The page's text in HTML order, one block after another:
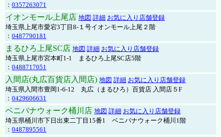
： 0357263071
イオンモール上尾店 地図 詳細 お気に入り店舗登録
埼玉県上尾市愛宕3丁目8-１号イオンモール上尾２階
： 0487790181
まるひろ上尾SC店 地図 詳細 お気に入り店舗登録
埼玉県上尾市宮本町1-1 まるひろ上尾SC店5階
： 0488717051
入間店(丸広百貨店入間店) 地図 詳細 お気に入り店舗登録
埼玉県入間市豊岡1-6-12 丸広（まるひろ）百貨店 入間店５F
： 0429606631
ベニバナウォーク桶川店 地図 詳細 お気に入り店舗登録
埼玉県桶川市下日出東二丁目15番1 ベニバナウォーク桶川1階
： 0487895561